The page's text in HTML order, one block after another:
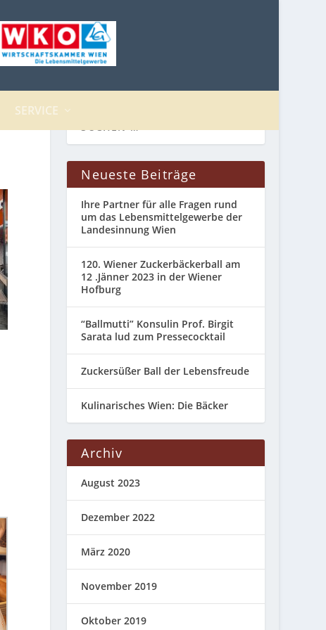
SERVICE
Neueste Beiträge
Ihre Partner für alle Fragen rund
um das Lebensmittelgewerbe der
Landesinnung Wien
120. Wiener Zuckerbäckerball am
12 .Jänner 2023 in der Wiener
Hofburg
“Ballmutti” Konsulin Prof. Birgit
Sarata lud zum Pressecocktail
Zuckersüßer Ball der Lebensfreude
Kulinarisches Wien: Die Bäcker
Archiv
August 2023
Dezember 2022
März 2020
November 2019
Oktober 2019